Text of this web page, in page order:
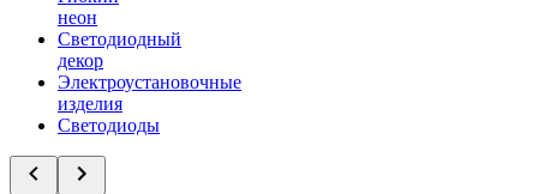
неон
Светодиодный
декор
Электроустановочные
изделия
Светодиоды